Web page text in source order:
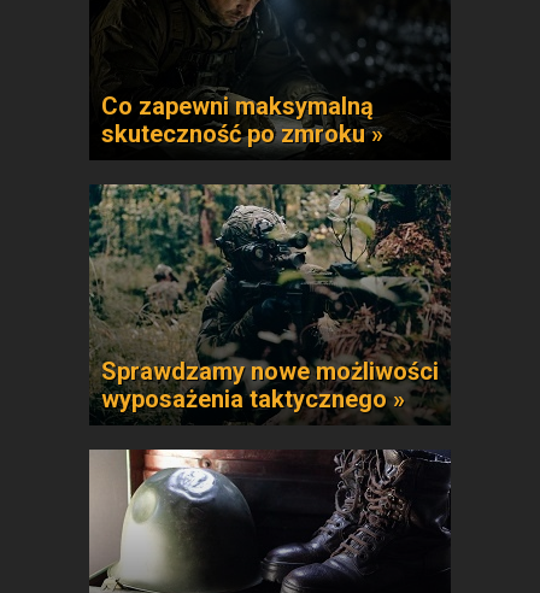
Co zapewni maksymalną
skuteczność po zmroku »
Sprawdzamy nowe możliwości
wyposażenia taktycznego »